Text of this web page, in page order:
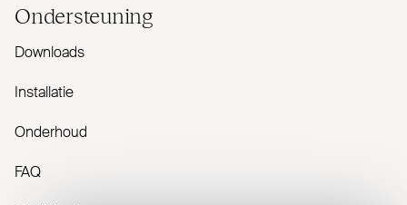
Onder­steuning
Downloads
Installatie
Onderhoud
FAQ